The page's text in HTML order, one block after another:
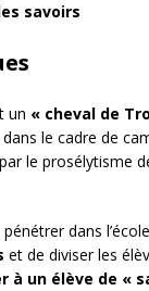
savoirs
un « cheval de
le cadre de
le prosélytisme
dans l’école
et de diviser les
à un élève de «